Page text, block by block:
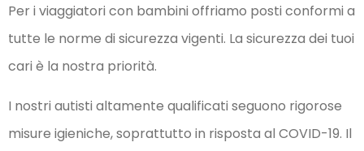
Per i viaggiatori con bambini offriamo posti conformi a
tutte le norme di sicurezza vigenti. La sicurezza dei tuoi
cari è la nostra priorità.
I nostri autisti altamente qualificati seguono rigorose
misure igieniche, soprattutto in risposta al COVID-19. Il